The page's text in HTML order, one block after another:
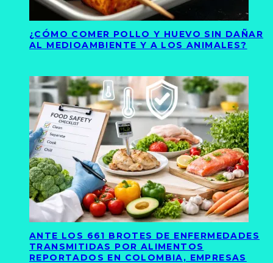
¿CÓMO COMER POLLO Y HUEVO SIN DAÑAR
AL MEDIOAMBIENTE Y A LOS ANIMALES?
ANTE LOS 661 BROTES DE ENFERMEDADES
TRANSMITIDAS POR ALIMENTOS
REPORTADOS EN COLOMBIA, EMPRESAS